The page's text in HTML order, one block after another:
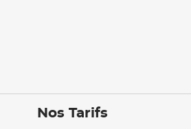
Nos Tarifs